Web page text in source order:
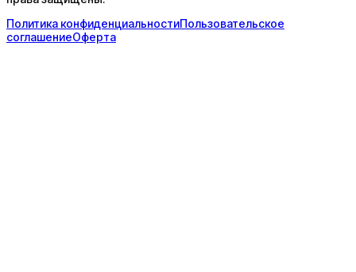
Политика конфиденциальностиПользовательское
соглашениеОферта